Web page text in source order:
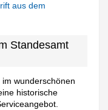
aus dem
Standesamt
im wunderschönen
historische